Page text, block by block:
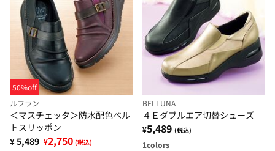
50%off
ルフラン
＜マスチェッタ＞防水配色ベル
トスリッポン
¥ 5,489 ¥2,750 (税込)
BELLUNA
４Ｅダブルエア切替シューズ
¥5,489 (税込)
1colors